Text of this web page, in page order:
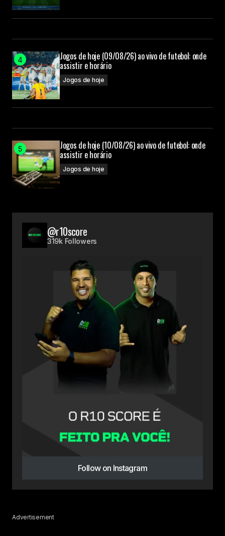
Jogos de hoje (09/08/26) ao vivo de futebol: onde
assistir e horário
Jogos de hoje
Jogos de hoje (10/08/26) ao vivo de futebol: onde
assistir e horário
Jogos de hoje
@r10score
319k Followers
Follow on Instagram
Advertisement